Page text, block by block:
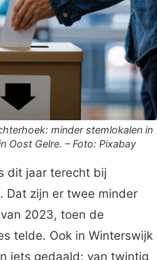
minder stemlokalen in
Oost Gelre. – Foto: Pixabay
dit jaar terecht bij
Dat zijn er twee minder
2023, toen de
telde. Ook in Winterswijk
iets gedaald: van twintig